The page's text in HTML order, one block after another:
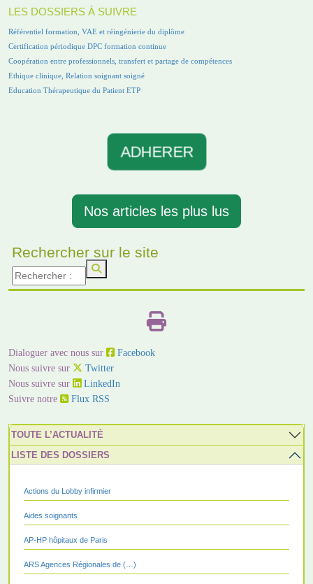
LES DOSSIERS À SUIVRE
Référentiel formation, VAE et réingénierie du diplôme
Certification périodique DPC formation continue
Coopération entre professionnels, transfert et partage de compétences
Ethique clinique, Relation soignant soigné
Education Thérapeutique du Patient ETP
ADHERER
Nos articles les plus lus
Rechercher sur le site
Dialoguer avec nous sur
Facebook
Nous suivre sur
Twitter
Nous suivre sur
LinkedIn
Suivre notre
Flux RSS
TOUTE L’ACTUALITÉ
LISTE DES DOSSIERS
Actions du Lobby infirmier
Aides soignants
AP-HP hôpitaux de Paris
ARS Agences Régionales de (…)